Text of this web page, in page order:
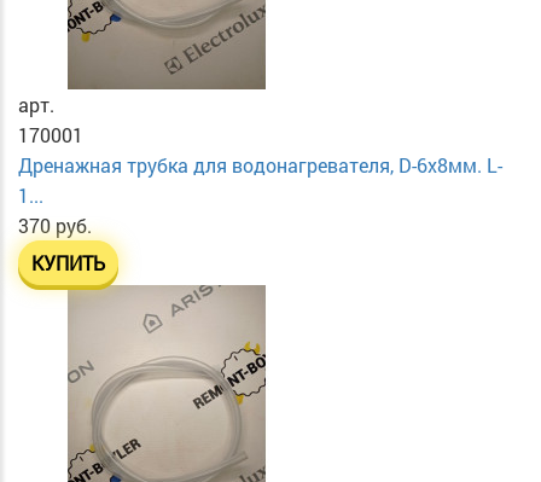
арт.
170001
Дренажная трубка для водонагревателя, D-6х8мм. L-
1...
370 руб.
КУПИТЬ